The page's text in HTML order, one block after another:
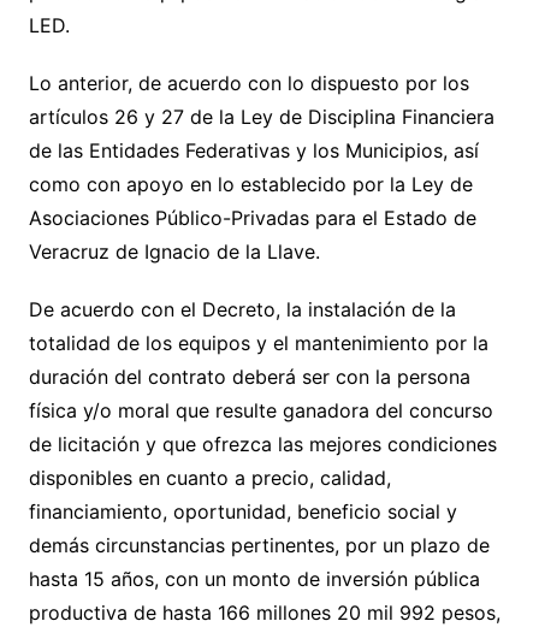
LED.
Lo anterior, de acuerdo con lo dispuesto por los
artículos 26 y 27 de la Ley de Disciplina Financiera
de las Entidades Federativas y los Municipios, así
como con apoyo en lo establecido por la Ley de
Asociaciones Público-Privadas para el Estado de
Veracruz de Ignacio de la Llave.
De acuerdo con el Decreto, la instalación de la
totalidad de los equipos y el mantenimiento por la
duración del contrato deberá ser con la persona
física y/o moral que resulte ganadora del concurso
de licitación y que ofrezca las mejores condiciones
disponibles en cuanto a precio, calidad,
financiamiento, oportunidad, beneficio social y
demás circunstancias pertinentes, por un plazo de
hasta 15 años, con un monto de inversión pública
productiva de hasta 166 millones 20 mil 992 pesos,